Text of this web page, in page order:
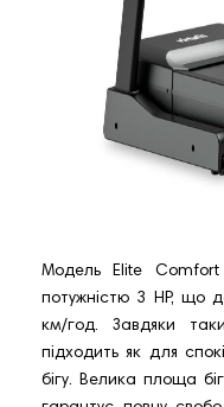
Модель Elite
потужністю 3 HP, що
км/год. Завдяки
підходить як для
бігу. Велика площа